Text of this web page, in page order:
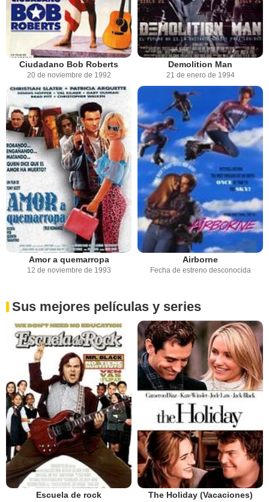
Ciudadano Bob Roberts
20 de noviembre de 1992
Demolition Man
21 de enero de 1994
Amor a quemarropa
12 de noviembre de 1993
Airborne
Fecha de estreno desconocida
Sus mejores películas y series
Escuela de rock The Holiday (Vacaciones)